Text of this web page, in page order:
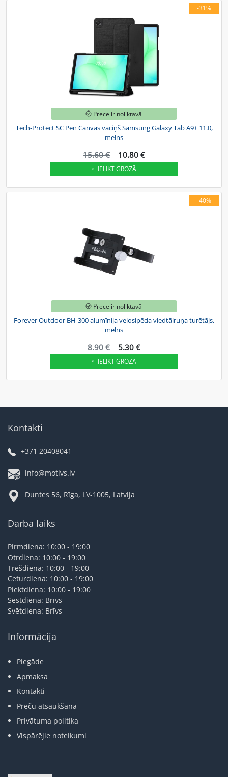
-31%
Prece ir noliktavā
Tech-Protect SC Pen Canvas vāciņš Samsung Galaxy Tab A9+ 11.0,
melns
15.60 € 10.80 €
IELIKT GROZĀ
-40%
Prece ir noliktavā
Forever Outdoor BH-300 alumīnija velosipēda viedtālruņa turētājs,
melns
8.90 € 5.30 €
IELIKT GROZĀ
Kontakti
+371 20408041
info@motivs.lv
Duntes 56, Rīga, LV-1005, Latvija
Darba laiks
Pirmdiena: 10:00 - 19:00
Otrdiena: 10:00 - 19:00
Trešdiena: 10:00 - 19:00
Ceturdiena: 10:00 - 19:00
Piektdiena: 10:00 - 19:00
Sestdiena: Brīvs
Svētdiena: Brīvs
Informācija
Piegāde
Apmaksa
Kontakti
Preču atsaukšana
Privātuma politika
Vispārējie noteikumi